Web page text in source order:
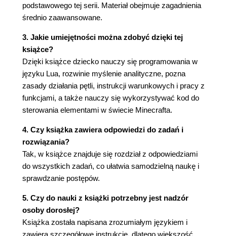
Operatory porównania 119
Instrukcja warunkowa if 127
Liczby losowe 133
Funkcja math.random() 133
Instrukcja else 138
Instrukcja elseif 144
Operatory logiczne 151
Operator logiczny and 151
Operator logiczny or 153
Rozdział 11. Czerwony proszek 161
Funkcja turtleedu.checkRedstone() 163
Funkcja turtleedu.checkRedstoneUp() 167
Funkcja turtleedu.checkRedstoneDown() 168
Funkcje turtleedu.setRedstone() 172
Rozdział 12. Pętla while 183
Programy działające w nieskończoność 188
Rozdział 13. Wykrywanie bloków 191
podstawowego tej serii. Materiał obejmuje zagadnienia
średnio zaawansowane.
3. Jakie umiejętności można zdobyć dzięki tej
książce?
Dzięki książce dziecko nauczy się programowania w
języku Lua, rozwinie myślenie analityczne, pozna
zasady działania pętli, instrukcji warunkowych i pracy z
funkcjami, a także nauczy się wykorzystywać kod do
sterowania elementami w świecie Minecrafta.
4. Czy książka zawiera odpowiedzi do zadań i
rozwiązania?
Tak, w książce znajduje się rozdział z odpowiedziami
do wszystkich zadań, co ułatwia samodzielną naukę i
sprawdzanie postępów.
5. Czy do nauki z książki potrzebny jest nadzór
osoby dorosłej?
Książka została napisana zrozumiałym językiem i
zawiera szczegółowe instrukcje, dlatego większość